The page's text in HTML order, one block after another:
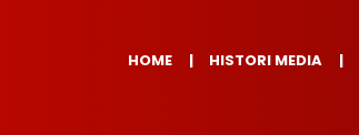
HOME HISTORI MEDIA